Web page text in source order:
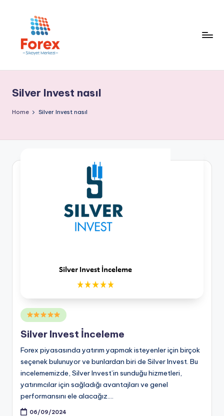
Silver Invest nasıl
Home Silver Invest nasıl
Posted
in
Silver Invest İnceleme
Forex piyasasında yatırım yapmak isteyenler için birçok
seçenek bulunuyor ve bunlardan biri de Silver Invest. Bu
incelememizde, Silver Invest’in sunduğu hizmetleri,
yatırımcılar için sağladığı avantajları ve genel
performansını ele alacağız.…
06/09/2024